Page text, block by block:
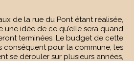
de la rue du Pont étant réalisée,
une idée de ce qu’elle sera quand
terminées. Le budget de cette
conséquent pour la commune, les
se dérouler sur plusieurs années,